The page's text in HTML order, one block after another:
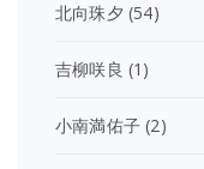
北向珠夕 (54)
吉柳咲良 (1)
小南満佑子 (2)